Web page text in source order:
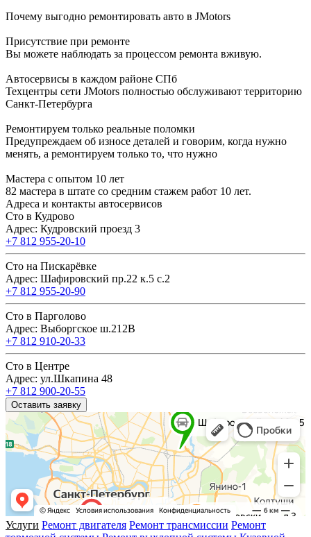
Почему выгодно ремонтировать авто в JMotors
Присутствие при ремонте
Вы можете наблюдать за процессом ремонта вживую.
Автосервисы в каждом районе СПб
Техцентры сети JMotors полностью обслуживают территорию
Санкт-Петербурга
Ремонтируем только реальные поломки
Предупреждаем об износе деталей и говорим, когда нужно
менять, а ремонтируем только то, что нужно
Мастера с опытом 10 лет
82 мастера в штате со средним стажем работ 10 лет.
Адреса и контакты автосервисов
Сто в Кудрово
Адрес: Кудровский проезд 3
+7 812 955-20-10
Сто на Пискарёвке
Адрес: Шафировский пр.22 к.5 с.2
+7 812 955-20-90
Сто в Парголово
Адрес: Выборгское ш.212В
+7 812 910-20-33
Сто в Центре
Адрес: ул.Шкапина 48
+7 812 900-20-55
Оставить заявку
Услуги Ремонт двигателя Ремонт трансмиссии Ремонт